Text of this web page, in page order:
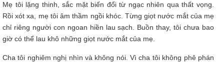
Mẹ tôi lặng thinh, sắc mặt biến đổi từ ngạc nhiên qua thất vọng.
Rồi xót xa, mẹ tôi âm thầm ngồi khóc. Từng giọt nước mắt của mẹ
chỉ riêng người con ngoan hiền lau sạch. Buồn thay, tôi chưa bao
giờ có thể lau khô những giọt nước mắt của mẹ.
Cha tôi nghiêm nghị nhìn và không nói. Vì cha tôi không phê phán